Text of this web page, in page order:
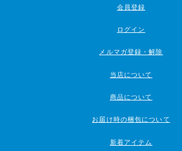
会員登録
ログイン
メルマガ登録・解除
当店について
商品について
お届け時の梱包について
新着アイテム